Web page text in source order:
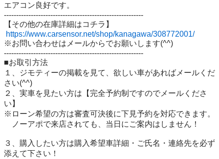
エアコン良好です。
---------------------------------------------------------
【その他の在庫詳細はコチラ】
https://www.carsensor.net/shop/kanagawa/308772001/
※お問い合わせはメールからでお願いします(^^)
---------------------------------------------------------
■お取引方法
１、ジモティーの掲載を見て、欲しい車があればメールくだ
さい(^^)
２、実車を見たい方は【完全予約制ですのでメールくださ
い】
※ローン希望の方は審査可決後に下見予約を対応できます。
ノーアポで来店されても、当日にご案内はしません！
３、購入したい方は購入希望車詳細・ご氏名・連絡先を必ず